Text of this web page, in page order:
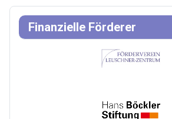
Finanzielle Förderer